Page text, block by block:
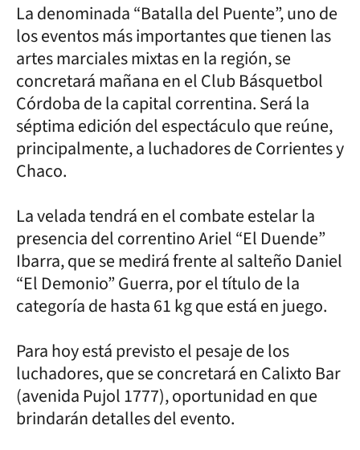
La denominada “Batalla del Puente”, uno de
los eventos más importantes que tienen las
artes marciales mixtas en la región, se
concretará mañana en el Club Básquetbol
Córdoba de la capital correntina. Será la
séptima edición del espectáculo que reúne,
principalmente, a luchadores de Corrientes y
Chaco.
La velada tendrá en el combate estelar la
presencia del correntino Ariel “El Duende”
Ibarra, que se medirá frente al salteño Daniel
“El Demonio” Guerra, por el título de la
categoría de hasta 61 kg que está en juego.
Para hoy está previsto el pesaje de los
luchadores, que se concretará en Calixto Bar
(avenida Pujol 1777), oportunidad en que
brindarán detalles del evento.